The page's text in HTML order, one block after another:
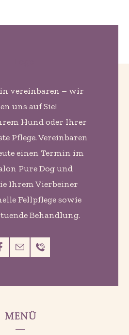
vereinbaren – wir
uns auf Sie!
Hund oder Ihrer
Pflege. Vereinbaren
einen Termin im
Pure Dog und
Ihrem Vierbeiner
Fellpflege sowie
Behandlung.
Menü